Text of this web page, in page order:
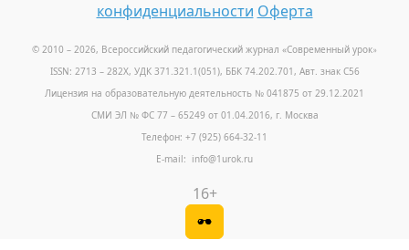
конфиденциальности Оферта
© 2010 – 2026, Всероссийский педагогический журнал «Современный урок»
ISSN: 2713 – 282X, УДК 371.321.1(051), ББК 74.202.701, Авт. знак С56
Лицензия на образовательную деятельность № 041875 от 29.12.2021
СМИ ЭЛ № ФС 77 – 65249 от 01.04.2016, г. Москва
Телефон: +7 (925) 664-32-11
E-mail: info@1urok.ru
16+